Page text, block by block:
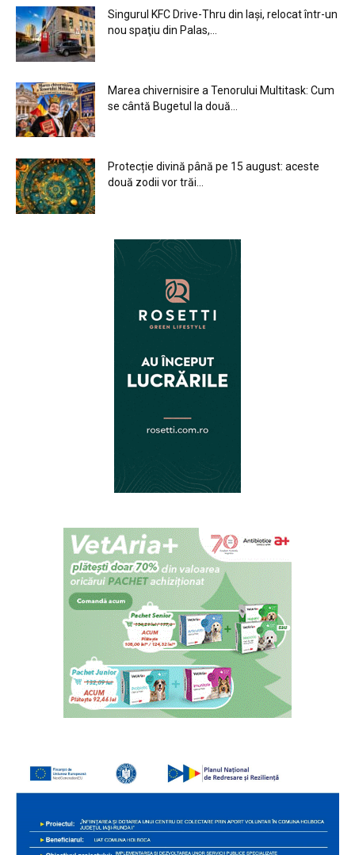
Singurul KFC Drive-Thru din Iași, relocat într-un
nou spaţiu din Palas,...
Marea chivernisire a Tenorului Multitask: Cum
se cântă Bugetul la două...
Protecție divină până pe 15 august: aceste
două zodii vor trăi...